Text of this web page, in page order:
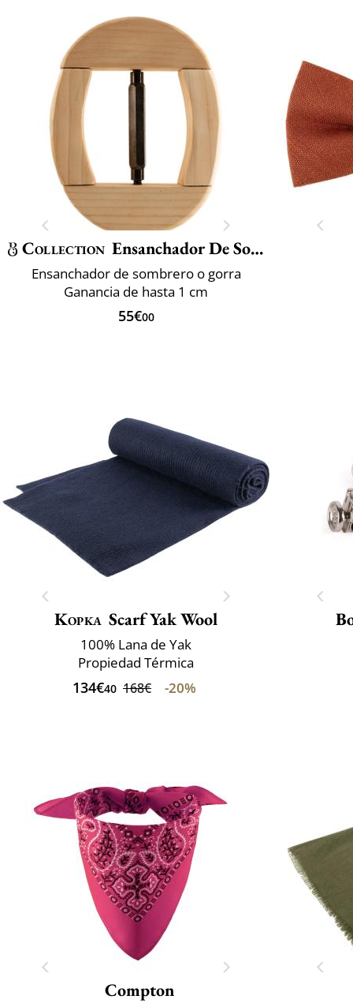
Collection Ensanchador De Sombrero
Ensanchador de sombrero o gorra
Ganancia de hasta 1 cm
55€00
Kopka Scarf Yak Wool
100% Lana de Yak
Propiedad Térmica
134€40 168€ -20%
Compton